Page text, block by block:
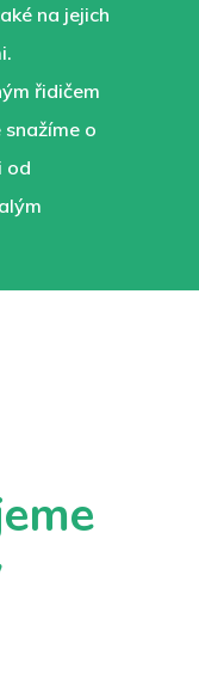
na jejich
řidičem
o
od